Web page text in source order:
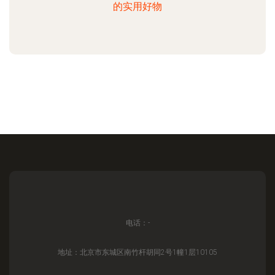
的实用好物
电话：-
地址：北京市东城区南竹杆胡同2号1幢1层10105